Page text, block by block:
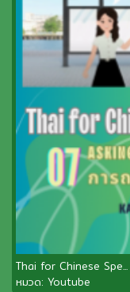
Thai for Chinese Spe...
หมวด: Youtube